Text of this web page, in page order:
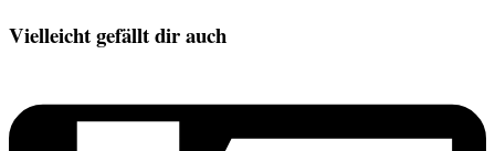
Vielleicht gefällt dir auch